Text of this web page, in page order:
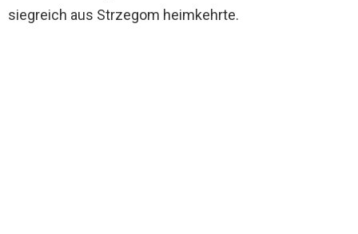
siegreich aus Strzegom heimkehrte.